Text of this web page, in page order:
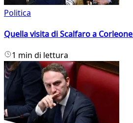
Politica
Quella visita di Scalfaro a
1 min di lettura